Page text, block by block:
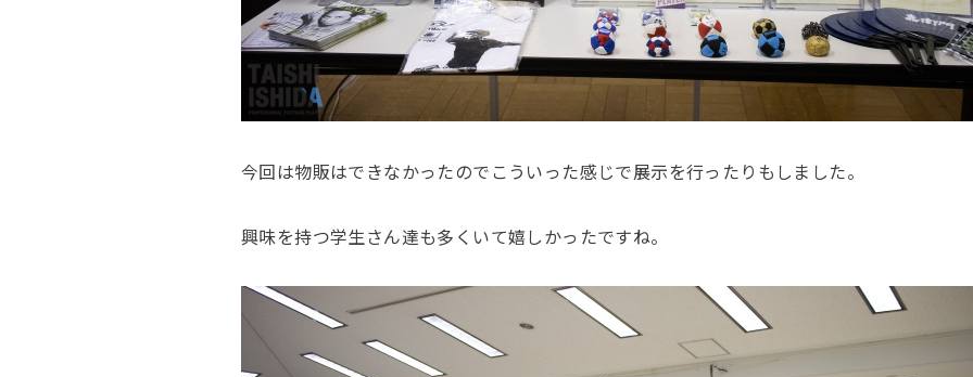
今回は物販はできなかったのでこういった感じで展示を行ったりもしました。
興味を持つ学生さん達も多くいて嬉しかったですね。